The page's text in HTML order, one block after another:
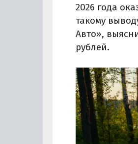
2026 года
такому
Авто»,
рублей.